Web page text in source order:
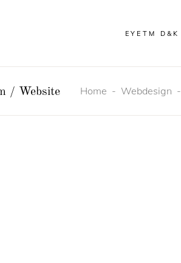
EYETM D&K
/ Website Home - Webdesign -